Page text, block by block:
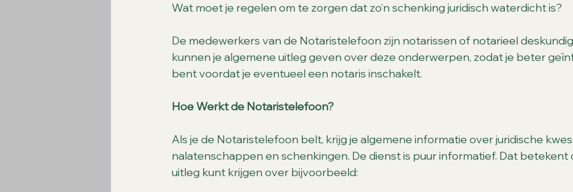
Wat moet je regelen om te zorgen dat zo’n schenking juridisch waterdicht is?
De medewerkers van de Notaristelefoon zijn notarissen of notarieel
kunnen je algemene uitleg geven over deze onderwerpen, zodat je beter
bent voordat je eventueel een notaris inschakelt.
Hoe Werkt de Notaristelefoon?
Als je de Notaristelefoon belt, krijg je algemene informatie over juridische
nalatenschappen en schenkingen. De dienst is puur informatief. Dat betekent
uitleg kunt krijgen over bijvoorbeeld: